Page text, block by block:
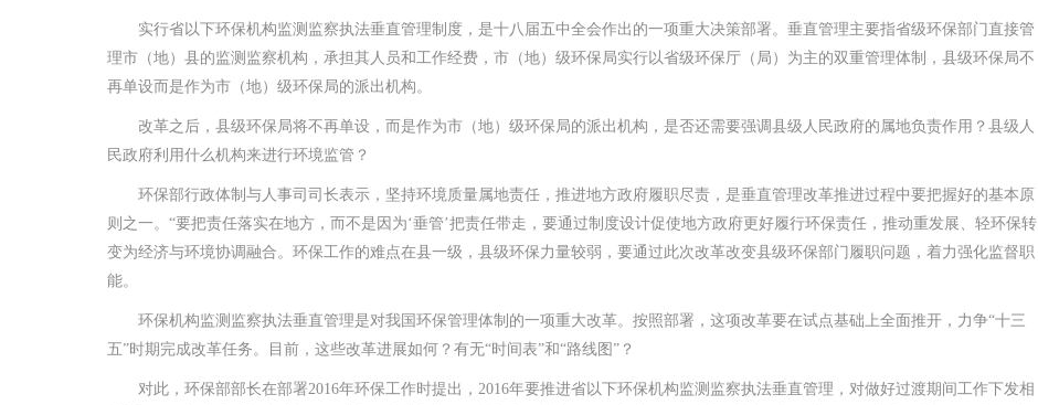
实行省以下环保机构监测监察执法垂直管理制度，是十八届五中全会作出的一项重大决策部署。垂直管理主要指省级环保部门直接管
理市（地）县的监测监察机构，承担其人员和工作经费，市（地）级环保局实行以省级环保厅（局）为主的双重管理体制，县级环保局不
再单设而是作为市（地）级环保局的派出机构。
改革之后，县级环保局将不再单设，而是作为市（地）级环保局的派出机构，是否还需要强调县级人民政府的属地负责作用？县级人
民政府利用什么机构来进行环境监管？
环保部行政体制与人事司司长表示，坚持环境质量属地责任，推进地方政府履职尽责，是垂直管理改革推进过程中要把握好的基本原
则之一。“要把责任落实在地方，而不是因为‘垂管’把责任带走，要通过制度设计促使地方政府更好履行环保责任，推动重发展、轻环保转
变为经济与环境协调融合。环保工作的难点在县一级，县级环保力量较弱，要通过此次改革改变县级环保部门履职问题，着力强化监督职
能。
环保机构监测监察执法垂直管理是对我国环保管理体制的一项重大改革。按照部署，这项改革要在试点基础上全面推开，力争“十三
五”时期完成改革任务。目前，这些改革进展如何？有无“时间表”和“路线图”？
对此，环保部部长在部署2016年环保工作时提出，2016年要推进省以下环保机构监测监察执法垂直管理，对做好过渡期间工作下发相